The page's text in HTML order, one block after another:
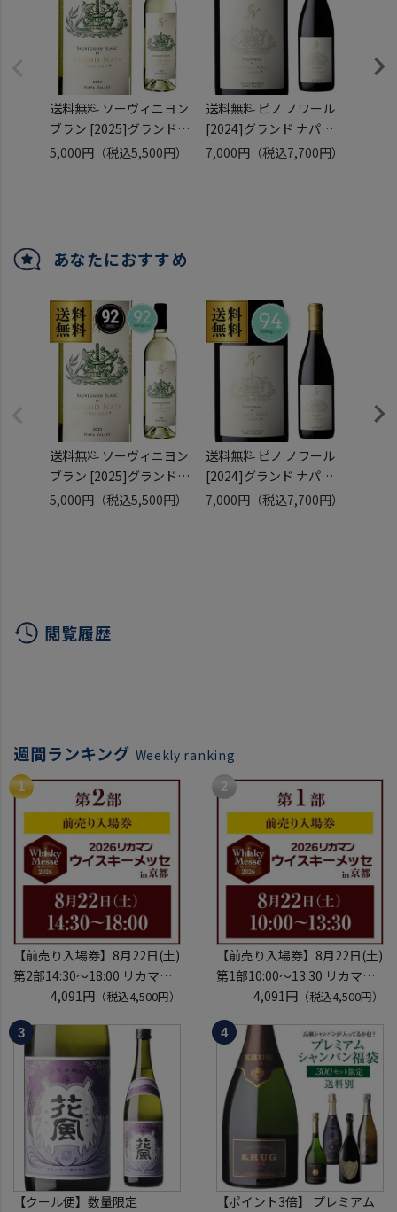
送料無料 ソーヴィニヨン
ブラン [2025]グランド
ナパ 750ml
5,000円 （税込5,500円）
送料無料 ピノ ノワール
[2024]グランド ナパ
750ml
7,000円 （税込7,700円）
あなたにおすすめ
送料無料 ソーヴィニヨン
ブラン [2025]グランド
ナパ 750ml
5,000円 （税込5,500円）
送料無料 ピノ ノワール
[2024]グランド ナパ
750ml
7,000円 （税込7,700円）
閲覧履歴
週間ランキング Weekly ranking
【前売り入場券】8月22日(土)
第2部14:30～18:00 リカマン
ウイスキーメッセ in京都
2026 1枚
入場券となるeチケットは【8
月中旬】にメールにて配信予
※代引き決済不可
4,091円（税込4,500円）
【前売り入場券】8月22日(土)
第1部10:00～13:30 リカマン
ウイスキーメッセ in京都
2026 1枚
入場券となるeチケットは【8
月中旬】にメールにて配信予
※代引き決済不可
4,091円 （税込4,500円）
【クール便】数量限定
【ポイント3倍】 プレミアム